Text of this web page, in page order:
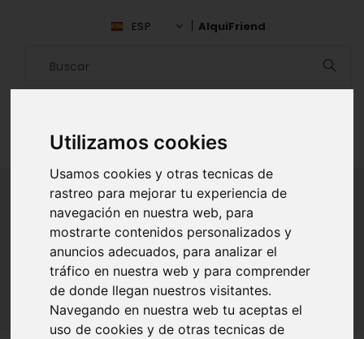
Utilizamos cookies
Usamos cookies y otras tecnicas de
rastreo para mejorar tu experiencia de
navegación en nuestra web, para
mostrarte contenidos personalizados y
anuncios adecuados, para analizar el
tráfico en nuestra web y para comprender
de donde llegan nuestros visitantes.
Navegando en nuestra web tu aceptas el
uso de cookies y de otras tecnicas de
ESP AlquiFriend
ALQUILAR AMIGO
Inicio Amigos Badajoz Adolfo Lopez